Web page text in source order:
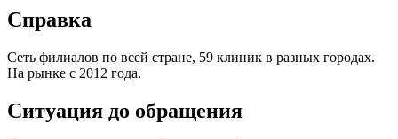
Справка
Сеть филиалов по всей стране, 59 клиник в разных городах.
На рынке с 2012 года.
Ситуация до обращения